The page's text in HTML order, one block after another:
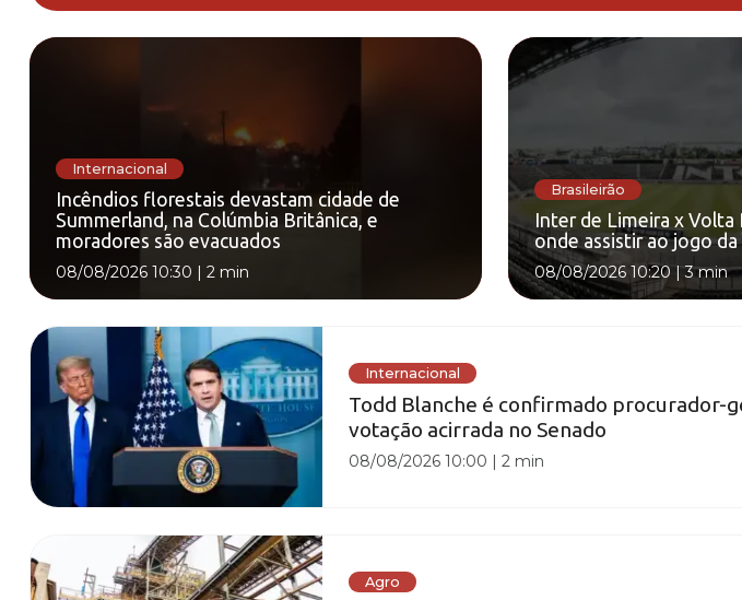
Internacional
Incêndios florestais devastam cidade de
Summerland, na Colúmbia Britânica, e
moradores são evacuados
08/08/2026 10:30 | 2 min
Brasileirão
Inter de Limeira x
onde assistir ao jogo
08/08/2026 10:20 |3 min
Internacional
Todd Blanche é confirmado procurador-
votação acirrada no Senado
08/08/2026 10:00 |2 min
Agro